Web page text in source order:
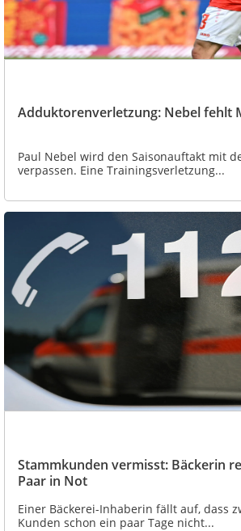
Adduktorenverletzung: Nebel fehlt
Paul Nebel wird den Saisonauftakt mit
verpassen. Eine Trainingsverletzung...
Stammkunden vermisst: Bäckerin
Paar in Not
Einer Bäckerei-Inhaberin fällt auf, dass
Kunden schon ein paar Tage nicht...